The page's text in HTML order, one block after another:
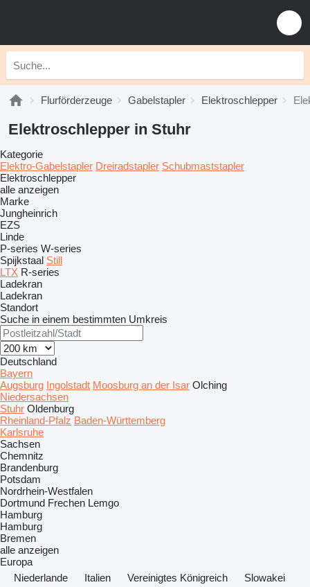
Flurförderzeuge Gabelstapler Elektroschlepper
Elektroschlepper in Stuhr
Kategorie
Elektro-Gabelstapler Dreiradstapler Schubmaststapler
Elektroschlepper
alle anzeigen
Marke
Jungheinrich
EZS
Linde
P-series W-series
Spijkstaal Still
LTX R-series
Ladekran
Ladekran
Standort
Suche in einem bestimmten Umkreis
Deutschland
Bayern
Augsburg Ingolstadt Moosburg an der Isar Olching
Niedersachsen
Stuhr Oldenburg
Rheinland-Pfalz Baden-Württemberg
Karlsruhe
Sachsen
Chemnitz
Brandenburg
Potsdam
Nordrhein-Westfalen
Dortmund Frechen Lemgo
Hamburg
Hamburg
Bremen
alle anzeigen
Europa
Niederlande
Italien Vereinigtes Königreich
Slowakei